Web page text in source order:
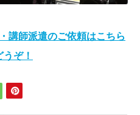
講師派遣のご依頼はこちら
ぞ！